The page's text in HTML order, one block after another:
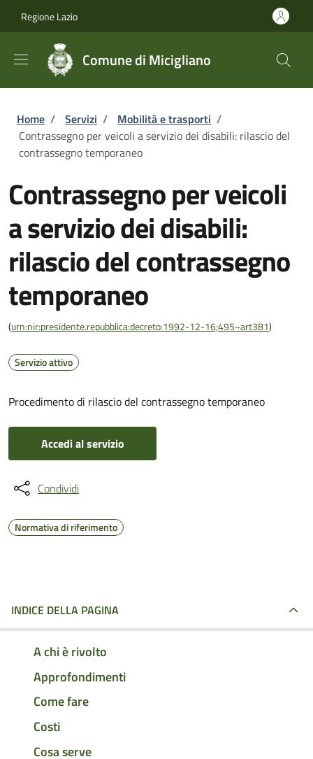
Regione Lazio
Comune di Micigliano
Briciole di pane
Home / Servizi / Mobilità e trasporti /
Contrassegno per veicoli a servizio dei disabili: rilascio del
contrassegno temporaneo
Contrassegno per veicoli
a servizio dei disabili:
rilascio del contrassegno
temporaneo
(urn:nir:presidente.repubblica:decreto:1992-12-16;495~art381)
Servizio attivo
Procedimento di rilascio del contrassegno temporaneo
Accedi al servizio
Condividi
Normativa di riferimento
INDICE DELLA PAGINA
A chi è rivolto
Approfondimenti
Come fare
Costi
Cosa serve